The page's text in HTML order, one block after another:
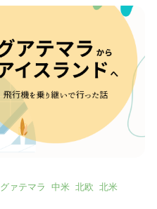
グァテマラ 中米 北欧 北米